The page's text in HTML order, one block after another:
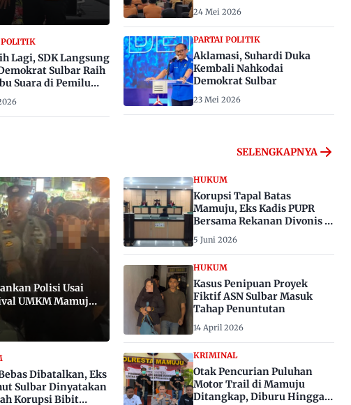
POLITIK
Lagi, SDK Langsung
Sulbar Raih
Suara di Pemilu
24 Mei 2026
PARTAI POLITIK
Aklamasi, Suhardi Duka
Kembali Nahkodai
Demokrat Sulbar
23 Mei 2026
SELENGKAPNYA
Polisi Usai
UMKM Mamuju,
Dibatalkan, Eks
Sulbar Dinyatakan
Korupsi Bibit
HUKUM
Korupsi Tapal Batas
Mamuju, Eks Kadis PUPR
Bersama Rekanan Divonis 6
dan 8 Tahun Penjara
5 Juni 2026
HUKUM
Kasus Penipuan Proyek
Fiktif ASN Sulbar Masuk
Tahap Penuntutan
14 April 2026
KRIMINAL
Otak Pencurian Puluhan
Motor Trail di Mamuju
Ditangkap, Diburu Hingga